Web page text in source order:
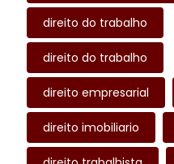
direito do trabalho
direito do trabalho
direito empresarial
direito imobiliario